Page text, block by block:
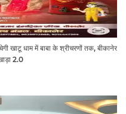
खाटू धाम में बाबा के श्रीचरणों तक, बीकानेर
2.0